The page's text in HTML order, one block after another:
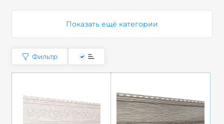
Показать ещё категории
Фильтр